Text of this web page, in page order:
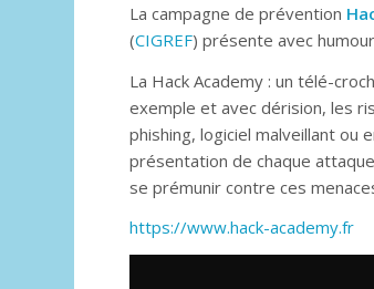
La campagne de prévention
(CIGREF) présente avec
La Hack Academy : un télé-
exemple et avec dérision, les
phishing, logiciel malveillant ou
présentation de chaque
se prémunir contre ces
https://www.hack-academy.fr